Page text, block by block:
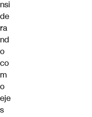
nsi
de
ra
nd
o
co
m
o
eje
s